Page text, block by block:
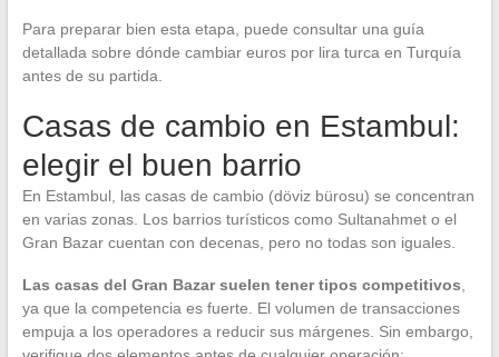
Para preparar bien esta etapa, puede consultar una guía
detallada sobre dónde cambiar euros por lira turca en Turquía
antes de su partida.
Casas de cambio en Estambul:
elegir el buen barrio
En Estambul, las casas de cambio (döviz bürosu) se concentran
en varias zonas. Los barrios turísticos como Sultanahmet o el
Gran Bazar cuentan con decenas, pero no todas son iguales.
Las casas del Gran Bazar suelen tener tipos competitivos
ya que la competencia es fuerte. El volumen de transacciones
empuja a los operadores a reducir sus márgenes. Sin embargo,